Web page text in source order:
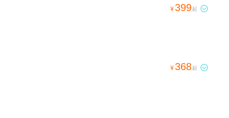
¥399起 
¥368起 